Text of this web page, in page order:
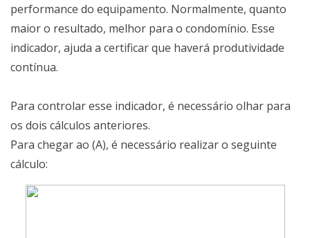
performance do equipamento. Normalmente, quanto
maior o resultado, melhor para o condomínio. Esse
indicador, ajuda a certificar que haverá produtividade
contínua.
Para controlar esse indicador, é necessário olhar para
os dois cálculos anteriores.
Para chegar ao (A), é necessário realizar o seguinte
cálculo: